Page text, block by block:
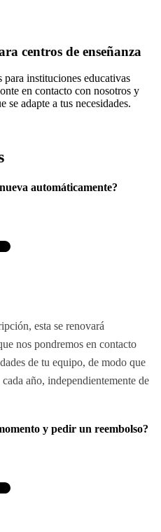
centros de enseñanza
para instituciones educativas
en contacto con nosotros y
se adapte a tus necesidades.
automáticamente?
esta se renovará
nos pondremos en contacto
de tu equipo, de modo que
año, independientemente de
y pedir un reembolso?